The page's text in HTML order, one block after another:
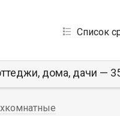
Список
дома, дачи —